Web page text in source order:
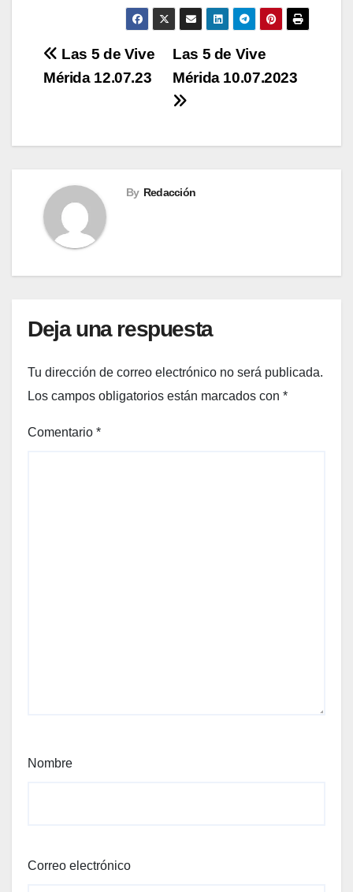
Navegación
de
Las 5 de Vive
Mérida 10.07.2023
Las 5 de Vive
Mérida 12.07.23
By Redacción
Deja una respuesta
Tu dirección de correo electrónico no será publicada.
Los campos obligatorios están marcados con *
Comentario *
Nombre
Correo electrónico